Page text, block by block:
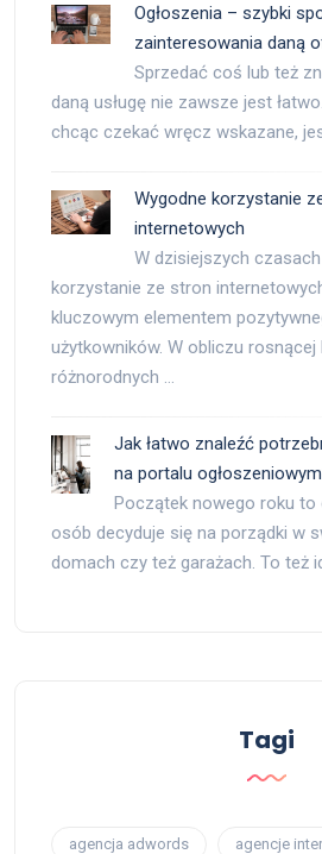
Ogłoszenia – szybki
zainteresowania daną
Sprzedać coś lub też
daną usługę nie zawsze jest
chcąc czekać wręcz wskazane,
Wygodne korzystanie
internetowych
W dzisiejszych
korzystanie ze stron
kluczowym elementem
użytkowników. W obliczu rosnącej
różnorodnych …
Jak łatwo znaleźć
na portalu
Początek nowego roku to
osób decyduje się na porządki w
domach czy też garażach. To też
Tagi
agencja adwords agencje